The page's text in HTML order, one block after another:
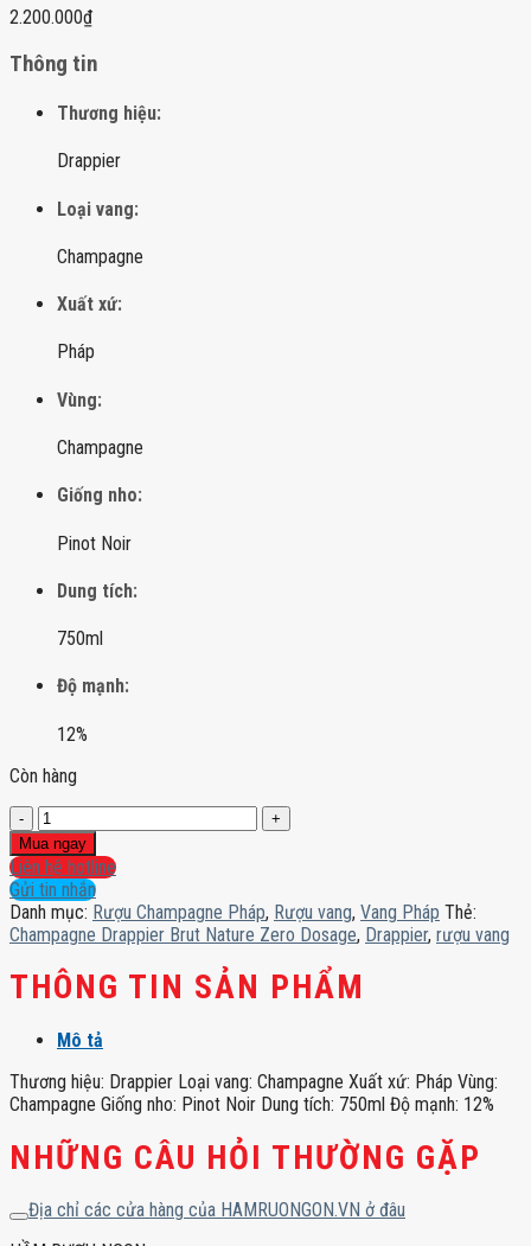
2.200.000₫
Thông tin
Thương hiệu:
Drappier
Loại vang:
Champagne
Xuất xứ:
Pháp
Vùng:
Champagne
Giống nho:
Pinot Noir
Dung tích:
750ml
Độ mạnh:
12%
Còn hàng
Champagne
Drappier
Brut
Nature
Zero
Dosage
số
lượng
Mua ngay
Liên hệ hotline
Gửi tin nhắn
Danh mục: Rượu Champagne Pháp, Rượu vang, Vang Pháp Thẻ:
Champagne Drappier Brut Nature Zero Dosage, Drappier, rượu vang
THÔNG TIN SẢN PHẨM
Mô tả
Thương hiệu: Drappier Loại vang: Champagne Xuất xứ: Pháp Vùng:
Champagne Giống nho: Pinot Noir Dung tích: 750ml Độ mạnh: 12%
NHỮNG CÂU HỎI THƯỜNG GẶP
Địa chỉ các cửa hàng của HAMRUONGON.VN ở đâu